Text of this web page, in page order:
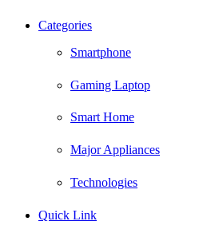
Categories
Smartphone
Gaming Laptop
Smart Home
Major Appliances
Technologies
Quick Link